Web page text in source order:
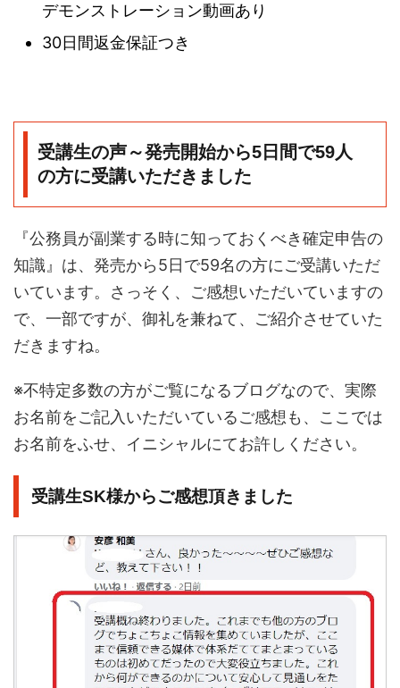
デモンストレーション動画あり
30日間返金保証つき
受講生の声～発売開始から5日間で59人
の方に受講いただきました
『公務員が副業する時に知っておくべき確定申告の
知識』は、発売から5日で59名の方にご受講いただ
いています。さっそく、ご感想いただいていますの
で、一部ですが、御礼を兼ねて、ご紹介させていた
だきますね。
※不特定多数の方がご覧になるブログなので、実際
お名前をご記入いただいているご感想も、ここでは
お名前をふせ、イニシャルにてお許しください。
受講生SK様からご感想頂きました